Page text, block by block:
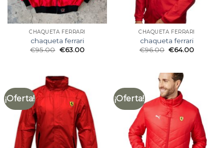
CHAQUETA FERRARI
chaqueta ferrari
€95.00 €63.00
CHAQUETA FERRARI
chaqueta ferrari
€96.00 €64.00
¡Oferta! ¡Oferta!